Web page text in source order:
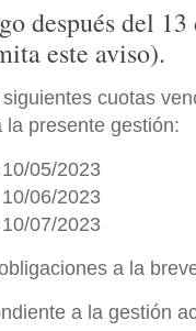
después del
este aviso).
cuotas
presente gestión:
05/2023
06/2023
07/2023
a la
a la gestión